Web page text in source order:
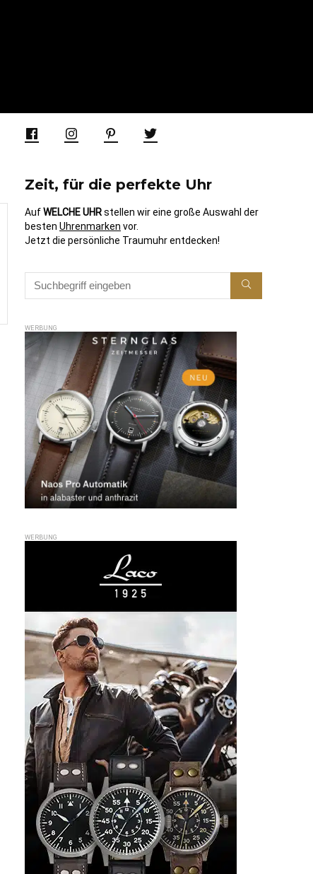
Zeit, für die perfekte Uhr
AufWELCHE UHRstellen wir eine große Auswahl der
besten Uhrenmarken vor.
Jetzt die persönliche Traumuhr entdecken!
WERBUNG
WERBUNG